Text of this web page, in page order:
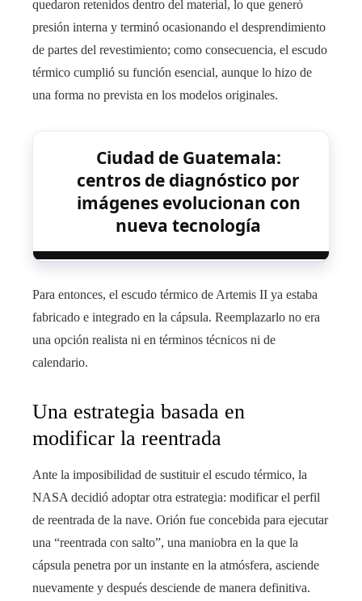
quedaron retenidos dentro del material, lo que generó
presión interna y terminó ocasionando el desprendimiento
de partes del revestimiento; como consecuencia, el escudo
térmico cumplió su función esencial, aunque lo hizo de
una forma no prevista en los modelos originales.
Ciudad de Guatemala:
centros de diagnóstico por
imágenes evolucionan con
nueva tecnología
Para entonces, el escudo térmico de Artemis II ya estaba
fabricado e integrado en la cápsula. Reemplazarlo no era
una opción realista ni en términos técnicos ni de
calendario.
Una estrategia basada en
modificar la reentrada
Ante la imposibilidad de sustituir el escudo térmico, la
NASA decidió adoptar otra estrategia: modificar el perfil
de reentrada de la nave. Orión fue concebida para ejecutar
una “reentrada con salto”, una maniobra en la que la
cápsula penetra por un instante en la atmósfera, asciende
nuevamente y después desciende de manera definitiva.